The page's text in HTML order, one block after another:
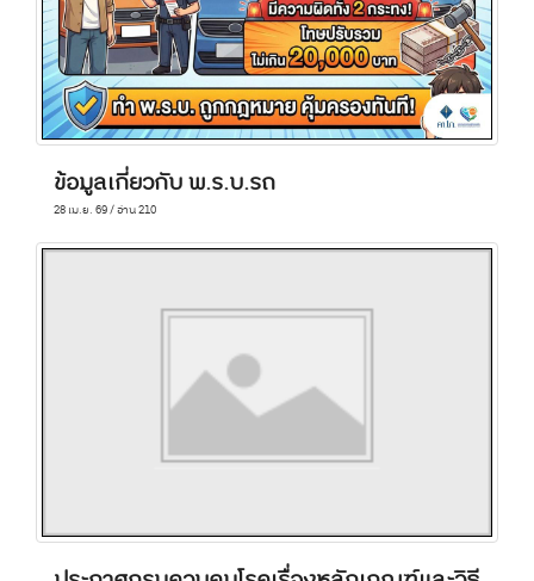
ข้อมูลเกี่ยวกับ พ.ร.บ.รถ
28 เม.ย. 69 / อ่าน 210